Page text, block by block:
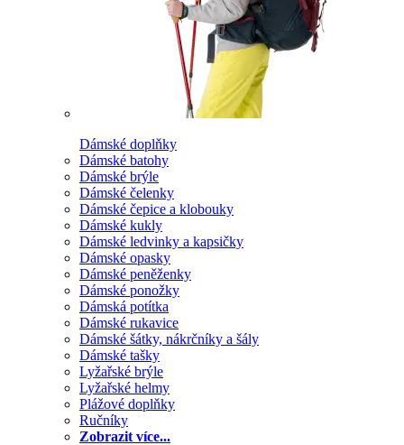
Dámské doplňky
Dámské batohy
Dámské brýle
Dámské čelenky
Dámské čepice a klobouky
Dámské kukly
Dámské ledvinky a kapsičky
Dámské opasky
Dámské peněženky
Dámské ponožky
Dámská potítka
Dámské rukavice
Dámské šátky, nákrčníky a šály
Dámské tašky
Lyžařské brýle
Lyžařské helmy
Plážové doplňky
Ručníky
Zobrazit více...